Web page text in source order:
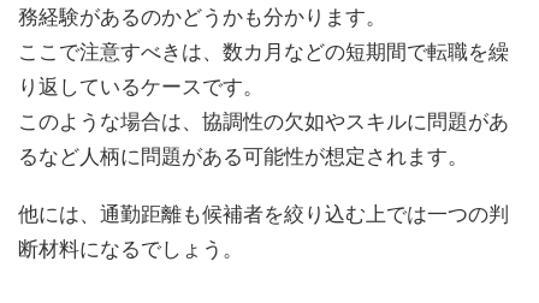
務経験があるのかどうかも分かります。
ここで注意すべきは、数カ月などの短期間で転職を繰
り返しているケースです。
このような場合は、協調性の欠如やスキルに問題があ
るなど人柄に問題がある可能性が想定されます。
他には、通勤距離も候補者を絞り込む上では一つの判
断材料になるでしょう。